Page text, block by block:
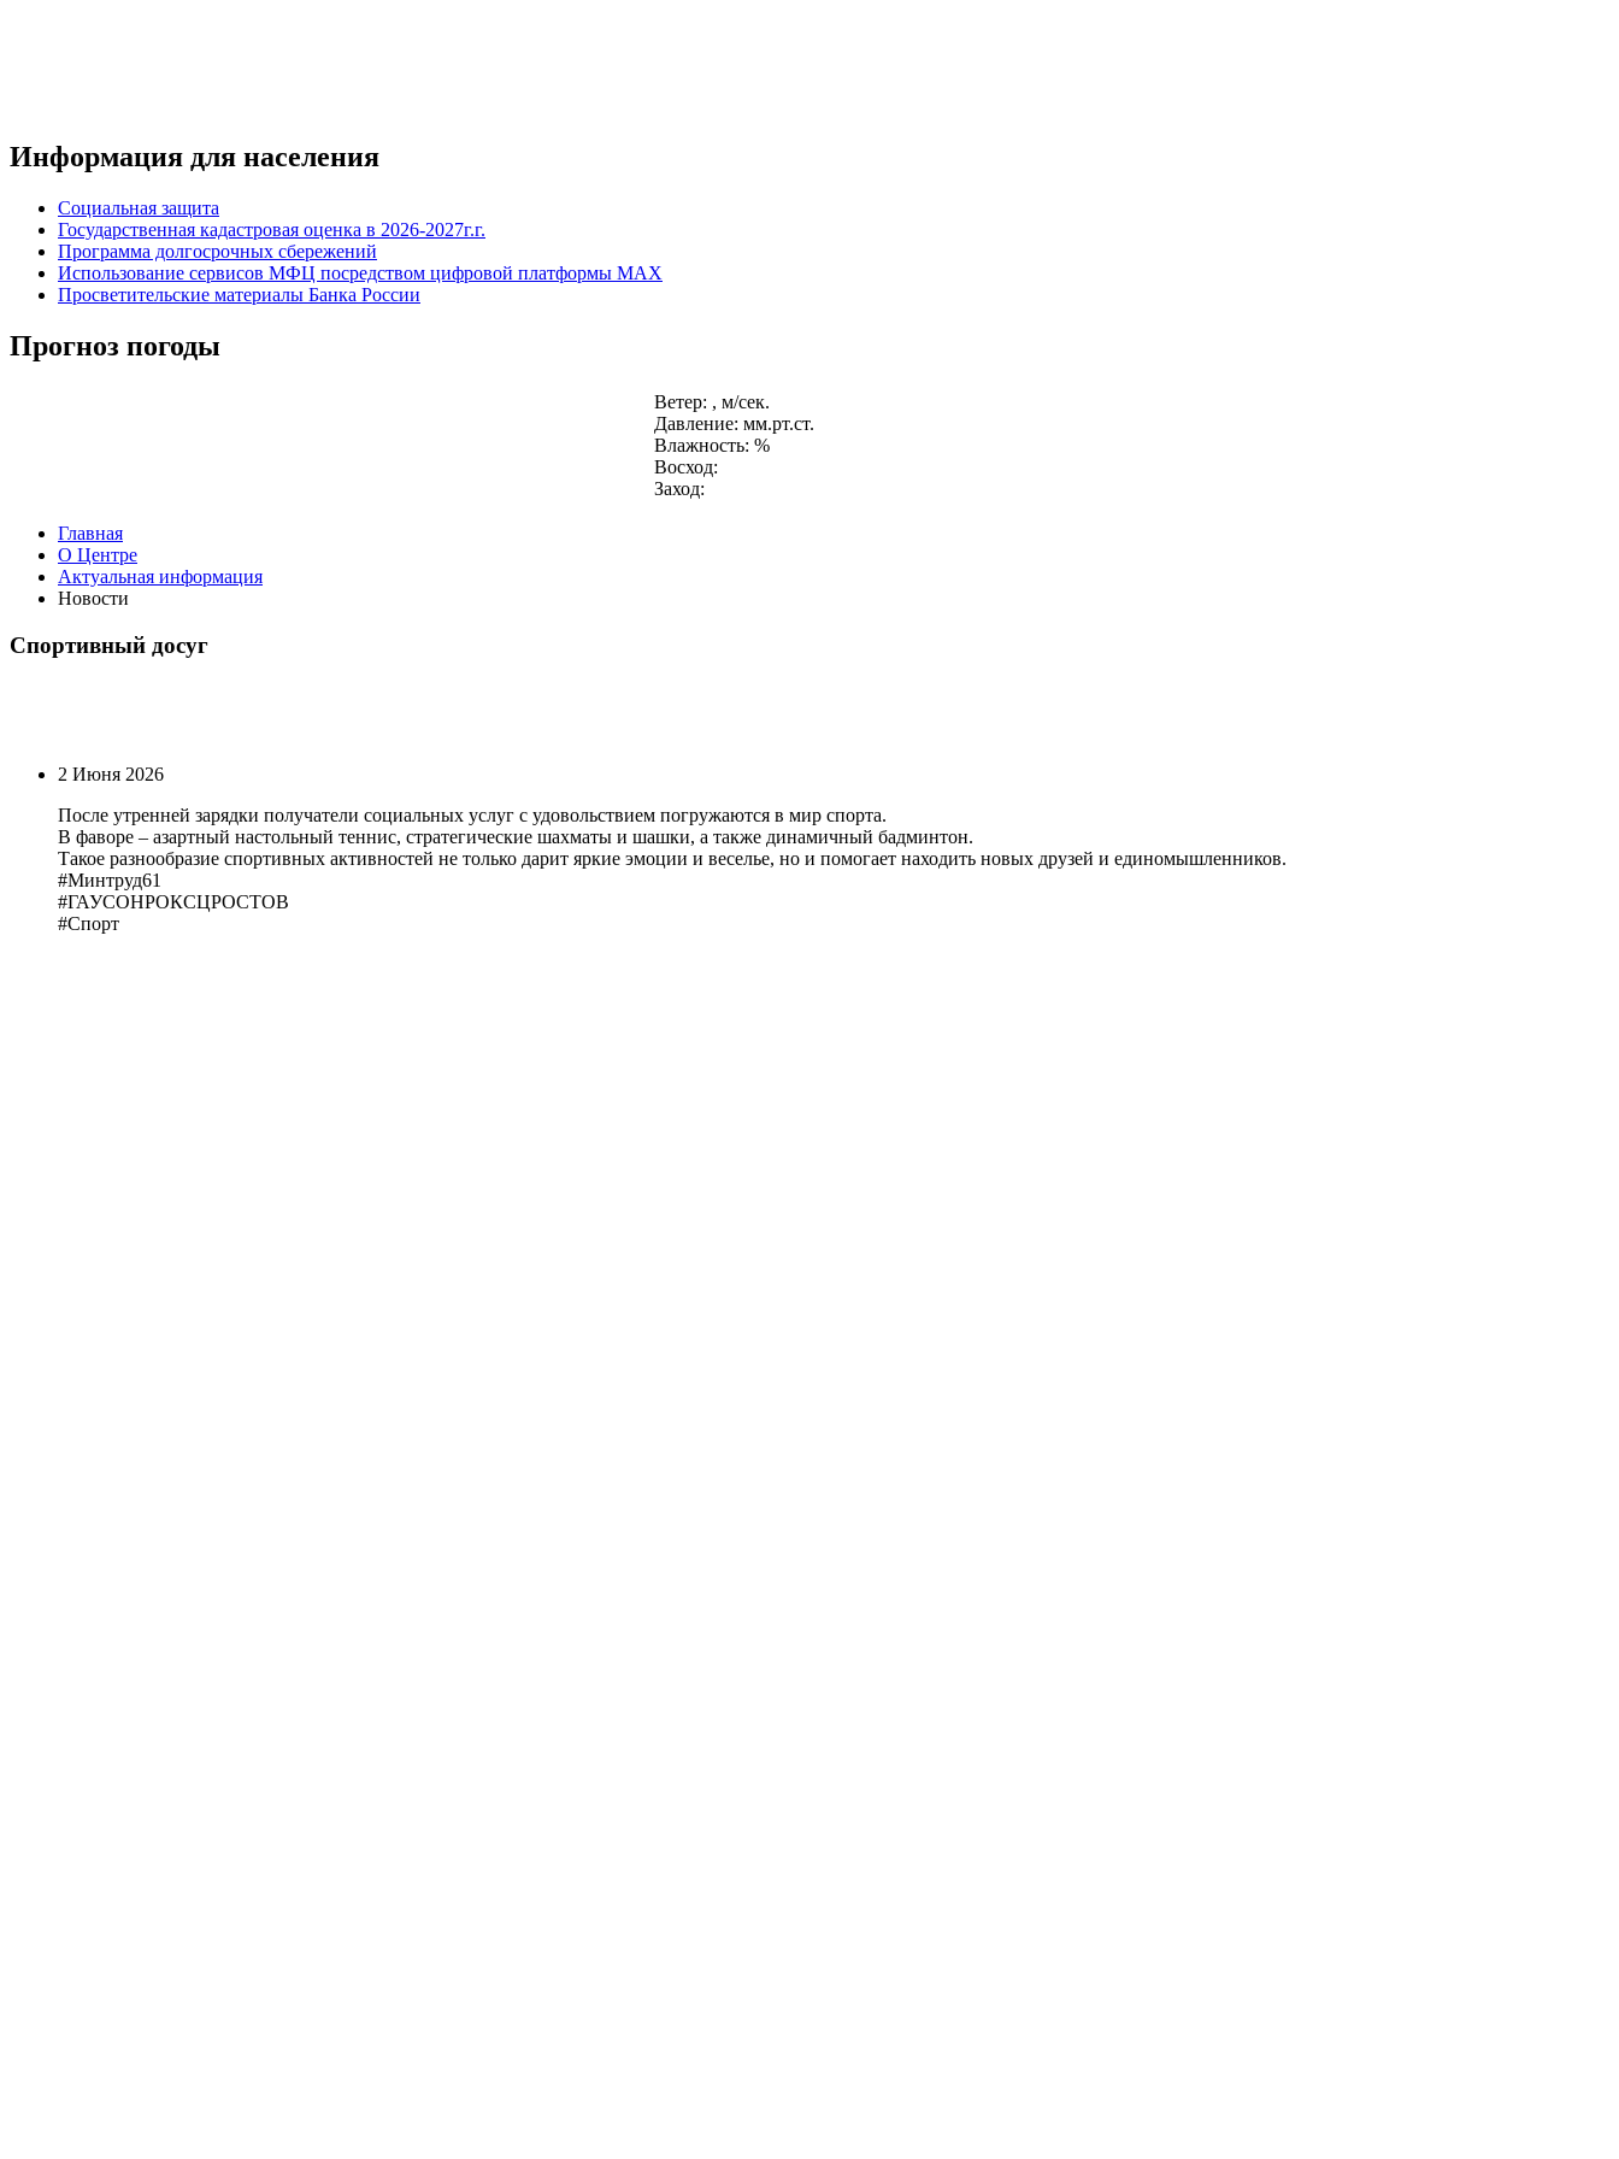
Информация для населения
Социальная защита
Государственная кадастровая оценка в 2026-2027г.г.
Программа долгосрочных сбережений
Использование сервисов МФЦ посредством цифровой платформы MAX
Просветительские материалы Банка России
Прогноз погоды
Ветер: , м/сек.
Давление: мм.рт.ст.
Влажность: %
Восход:
Заход:
Главная
О Центре
Актуальная информация
Новости
Спортивный досуг
2 Июня 2026
После утренней зарядки получатели социальных услуг с удовольствием погружаются в мир спорта.
В фаворе – азартный настольный теннис, стратегические шахматы и шашки, а также динамичный бадминтон.
Такое разнообразие спортивных активностей не только дарит яркие эмоции и веселье, но и помогает находить новых друзей и единомышленников.
#Минтруд61
#ГАУСОНРОКСЦРОСТОВ
#Спорт